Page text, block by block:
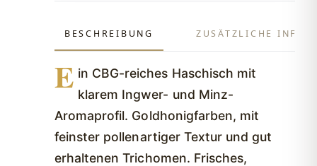
BESCHREIBUNG ZUSÄTZLICHE
E in CBG-reiches Haschisch mit
klarem Ingwer- und Minz-
Aromaprofil. Goldhonigfarben, mit
feinster pollenartiger Textur und gut
erhaltenen Trichomen. Frisches,